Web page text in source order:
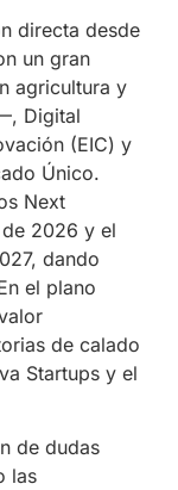
directa desde
un gran
agricultura y
Digital
(EIC) y
Único.
Next
2026 y el
, dando
el plano
de calado
Startups y el
de dudas
las